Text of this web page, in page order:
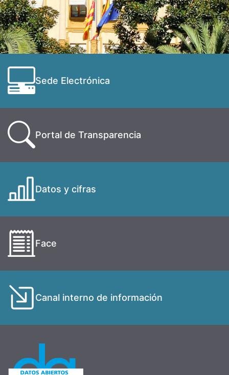
Sede Electrónica
Portal de Transparencia
Datos y cifras
Face
Canal interno de información